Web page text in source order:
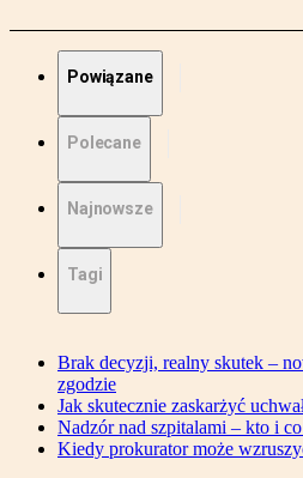
Powiązane
Polecane
Najnowsze
Tagi
Brak decyzji, realny skutek –
zgodzie
Jak skutecznie zaskarżyć
Nadzór nad szpitalami – kto i
Kiedy prokurator może